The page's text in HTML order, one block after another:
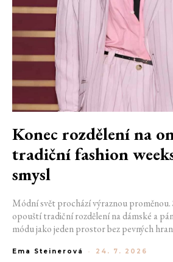
Konec rozdělení na
tradiční fashion
smysl
Módní svět prochází výraznou proměnou.
opouští tradiční rozdělení na dámské a
módu jako jeden prostor bez pevných
klasické týdny módy mohou brzy vypadat
Ema Steinerová - 24. 7. 2026